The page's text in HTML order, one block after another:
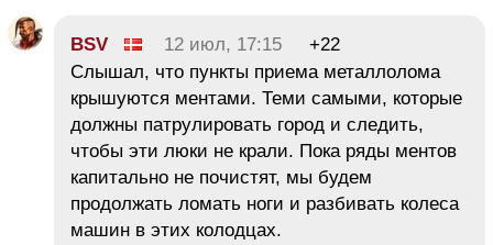
BSV 12 июл, 17:15
+22
Слышал, что пункты приема металлолома
крышуются ментами. Теми самыми, которые
должны патрулировать город и следить,
чтобы эти люки не крали. Пока ряды ментов
капитально не почистят, мы будем
продолжать ломать ноги и разбивать колеса
машин в этих колодцах.